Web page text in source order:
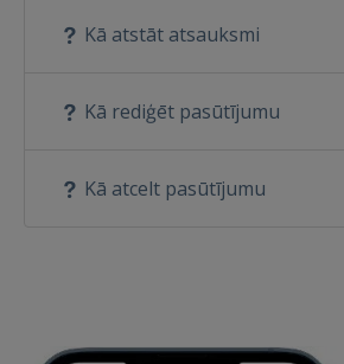
Kā atstāt atsauksmi
Kā rediģēt pasūtījumu
Kā atcelt pasūtījumu